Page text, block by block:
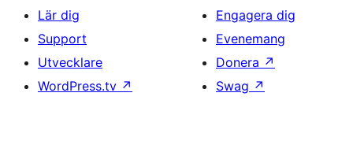
Lär dig
Support
Utvecklare
WordPress.tv ↗
Engagera dig
Evenemang
Donera ↗
Swag ↗